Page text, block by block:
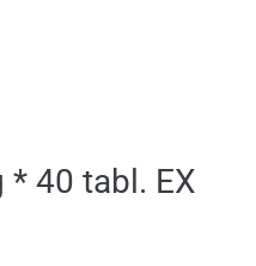
40 tabl. EX